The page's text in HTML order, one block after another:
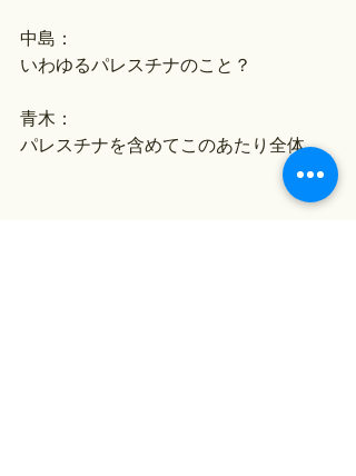
中島：
いわゆるパレスチナのこと？
青木：
パレスチナを含めてこのあたり全体。